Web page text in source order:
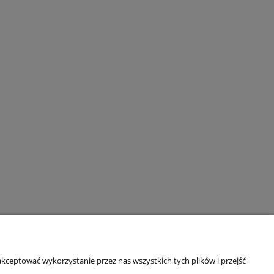
O nas
wykorzystanie przez nas wszystkich tych plików i przejść